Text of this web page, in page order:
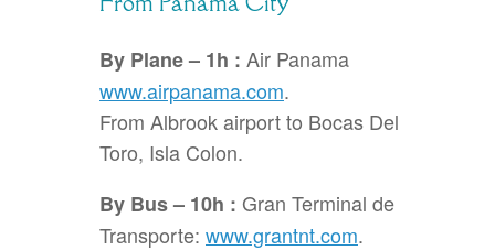
By Plane – 1h : Air Panama
www.airpanama.com.
From Albrook airport to Bocas Del
Toro, Isla Colon.
By Bus – 10h : Gran Terminal de
Transporte: www.grantnt.com.